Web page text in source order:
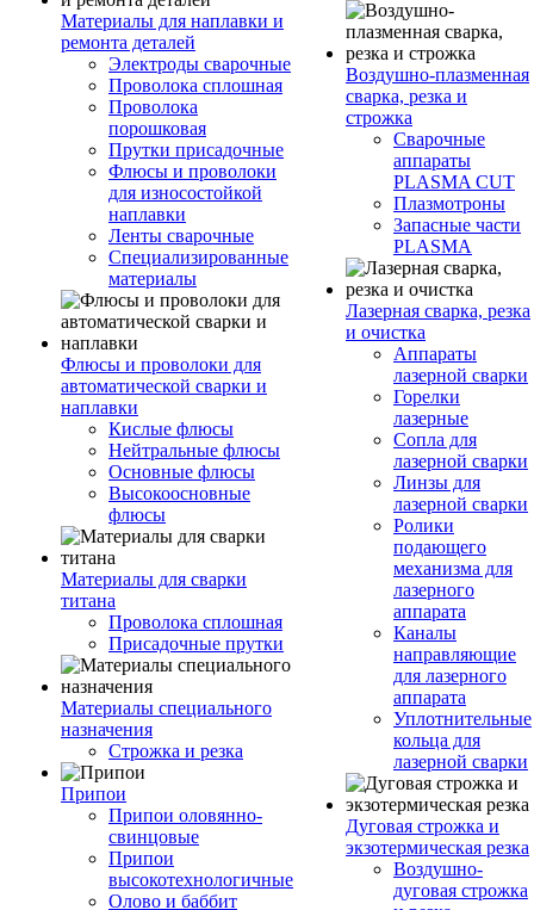
Материалы для наплавки и
ремонта деталей
Электроды сварочные
Проволока сплошная
Проволока
порошковая
Прутки присадочные
Флюсы и проволоки
для износостойкой
наплавки
Ленты сварочные
Специализированные
материалы
Флюсы и проволоки для
автоматической сварки и
наплавки
Кислые флюсы
Нейтральные флюсы
Основные флюсы
Высокоосновные
флюсы
Материалы для сварки
титана
Проволока сплошная
Присадочные прутки
Материалы специального
назначения
Строжка и резка
Припои
Припои оловянно-
свинцовые
Припои
высокотехнологичные
Олово и баббит
Воздушно-плазменная
сварка, резка и
строжка
Сварочные
аппараты
PLASMA CUT
Плазмотроны
Запасные части
PLASMA
Лазерная сварка, резка
и очистка
Аппараты
лазерной сварки
Горелки
лазерные
Сопла для
лазерной сварки
Линзы для
лазерной сварки
Ролики
подающего
механизма для
лазерного
аппарата
Каналы
направляющие
для лазерного
аппарата
Уплотнительные
кольца для
лазерной сварки
Дуговая строжка и
экзотермическая резка
Воздушно-
дуговая строжка